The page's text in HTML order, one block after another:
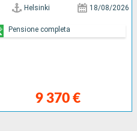
Helsinki 18/08/2026
9 370 €
Pensione completa